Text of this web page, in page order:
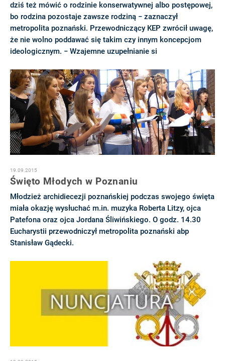
dziś też mówić o rodzinie konserwatywnej albo postępowej,
bo rodzina pozostaje zawsze rodziną − zaznaczył
metropolita poznański. Przewodniczący KEP zwrócił uwagę,
że nie wolno poddawać się takim czy innym koncepcjom
ideologicznym. − Wzajemne uzupełnianie si
19.09.2015
Święto Młodych w Poznaniu
Młodzież archidiecezji poznańskiej podczas swojego święta
miała okazję wysłuchać m.in. muzyka Roberta Litzy, ojca
Patefona oraz ojca Jordana Śliwińskiego. O godz. 14.30
Eucharystii przewodniczył metropolita poznański abp
Stanisław Gądecki.